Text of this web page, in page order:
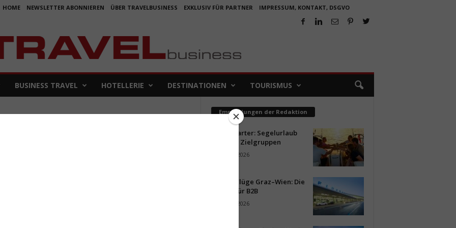
HOME NEWSLETTER ABONNIEREN ÜBER TRAVELBUSINESS EXKLUSIV FÜR PARTNER IMPRESSUM, KONTAKT, DSGVO
BUSINESS TRAVEL HOTELLERIE DESTINATIONEN TOURISMUS
Empfehlungen der Redaktion
Kojencharter: Segelurlaub
für neue Zielgruppen
5. August 2026
Aus für Flüge Graz–Wien: Die
Folgen für B2B
4. August 2026